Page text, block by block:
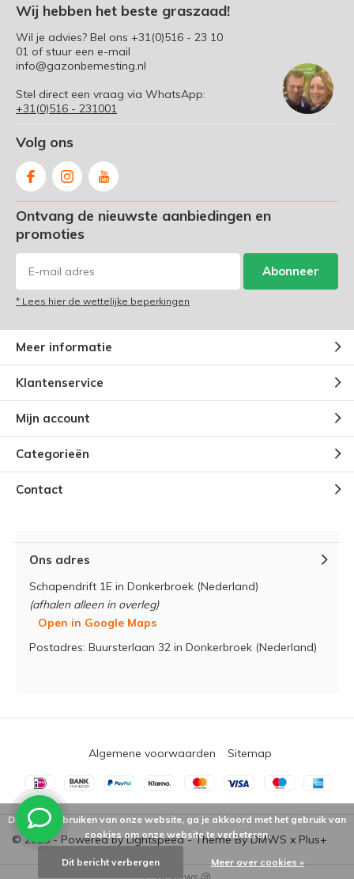
Wij hebben het beste graszaad!
Wil je advies? Bel ons +31(0)516 - 23 10
01 of stuur een e-mail
info@gazonbemesting.nl
Stel direct een vraag via WhatsApp:
+31(0)516 - 231001
Volg ons
Ontvang de nieuwste aanbiedingen en
promoties
Abonneer
* Lees hier de wettelijke beperkingen
Meer informatie
Klantenservice
Mijn account
Categorieën
Contact
Ons adres
Schapendrift 1E in Donkerbroek (Nederland)
(afhalen alleen in overleg)
Open in Google Maps
Postadres: Buursterlaan 32 in Donkerbroek (Nederland)
© 2026 - Powered byLightspeed- Theme ByDMWS x Plus+
Algemene voorwaarden Sitemap
/-Reviews @
Door het gebruiken van onze website, ga je akkoord met het gebruik van
cookies om onze website te verbeteren.
Dit bericht verbergen Meer over cookies »